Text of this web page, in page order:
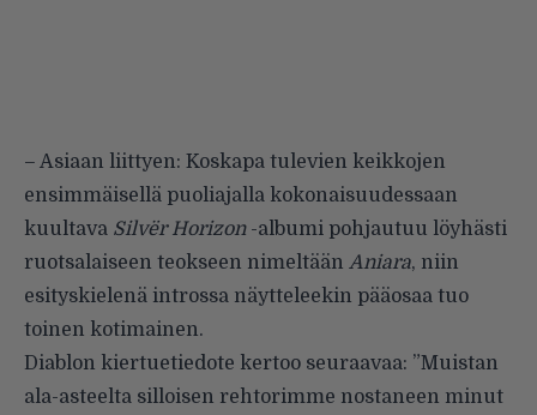
– Asiaan liittyen: Koskapa tulevien keikkojen
ensimmäisellä puoliajalla kokonaisuudessaan
kuultava Silvër Horizon-albumi pohjautuu löyhästi
ruotsalaiseen teokseen nimeltään Aniara, niin
esityskielenä introssa näytteleekin pääosaa tuo
toinen kotimainen.
Diablon kiertuetiedote kertoo seuraavaa: ”Muistan
ala-asteelta silloisen rehtorimme nostaneen minut